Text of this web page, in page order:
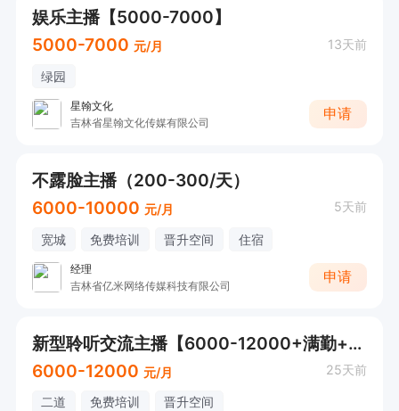
娱乐主播【5000-7000】
5000-7000 元/月 13天前
绿园
星翰文化
吉林省星翰文化传媒有限公司
申请
不露脸主播（200-300/天）
6000-10000 元/月 5天前
宽城 免费培训 晋升空间 住宿
经理
吉林省亿米网络传媒科技有限公司
申请
新型聆听交流主播【6000-12000+满勤+住宿】
6000-12000 元/月 25天前
二道 免费培训 晋升空间